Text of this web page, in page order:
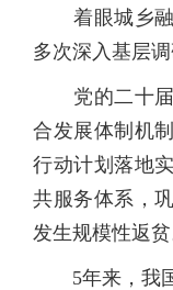
着眼城乡融
多次深入基层
党的二十届
合发展体制机
行动计划落地
共服务体系，
发生规模性返贫
5年来，我国